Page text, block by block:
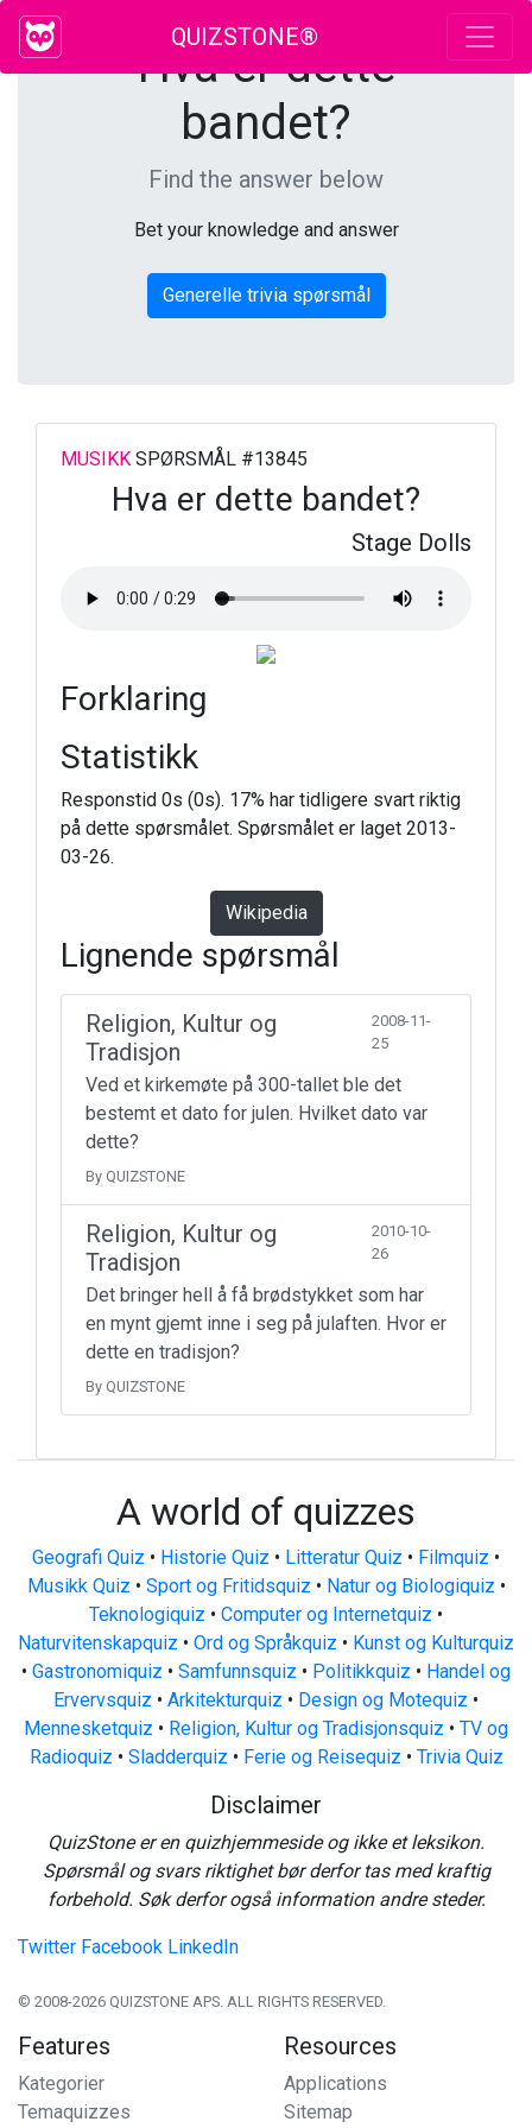
QUIZSTONE®
Hva er dette
bandet?
Find the answer below
Bet your knowledge and answer
Generelle trivia spørsmål
MUSIKK SPØRSMÅL #13845
Hva er dette bandet?
Stage Dolls
Forklaring
Statistikk
Responstid 0s (0s). 17% har tidligere svart riktig
på dette spørsmålet. Spørsmålet er laget 2013-
03-26.
Wikipedia
Lignende spørsmål
Religion, Kultur og
Tradisjon
2008-11-
25
Ved et kirkemøte på 300-tallet ble det
bestemt et dato for julen. Hvilket dato var
dette?
By QUIZSTONE
Religion, Kultur og
Tradisjon
2010-10-
26
Det bringer hell å få brødstykket som har
en mynt gjemt inne i seg på julaften. Hvor er
dette en tradisjon?
By QUIZSTONE
A world of quizzes
Geografi Quiz • Historie Quiz • Litteratur Quiz • Filmquiz •
Musikk Quiz • Sport og Fritidsquiz • Natur og Biologiquiz •
Teknologiquiz • Computer og Internetquiz •
Naturvitenskapquiz • Ord og Språkquiz • Kunst og Kulturquiz
• Gastronomiquiz • Samfunnsquiz • Politikkquiz • Handel og
Ervervsquiz • Arkitekturquiz • Design og Motequiz •
Mennesketquiz • Religion, Kultur og Tradisjonsquiz • TV og
Radioquiz • Sladderquiz • Ferie og Reisequiz • Trivia Quiz
Disclaimer
QuizStone er en quizhjemmeside og ikke et leksikon.
Spørsmål og svars riktighet bør derfor tas med kraftig
forbehold. Søk derfor også information andre steder.
Twitter Facebook LinkedIn
© 2008-2026 QUIZSTONE APS. ALL RIGHTS RESERVED.
Features
Kategorier
Temaquizzes
Resources
Applications
Sitemap